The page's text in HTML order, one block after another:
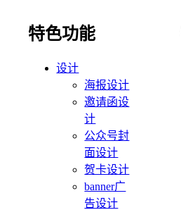
特色功能
设计
海报设计
邀请函设
计
公众号封
面设计
贺卡设计
banner广
告设计